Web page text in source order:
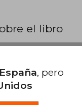
el libro
, pero